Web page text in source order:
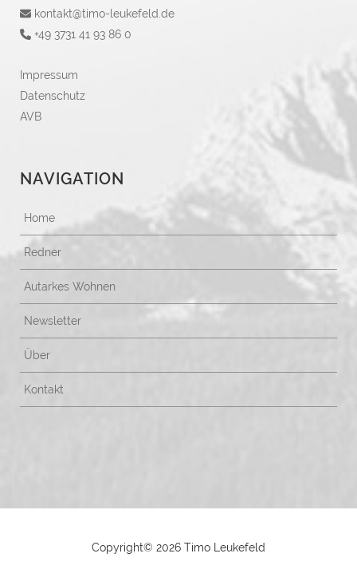
kontakt@timo-leukefeld.de
+49 3731 41 93 86 0
Impressum
Datenschutz
AVB
NAVIGATION
Home
Redner
Autarkes Wohnen
Newsletter
Über
Kontakt
Copyright© 2026 Timo Leukefeld